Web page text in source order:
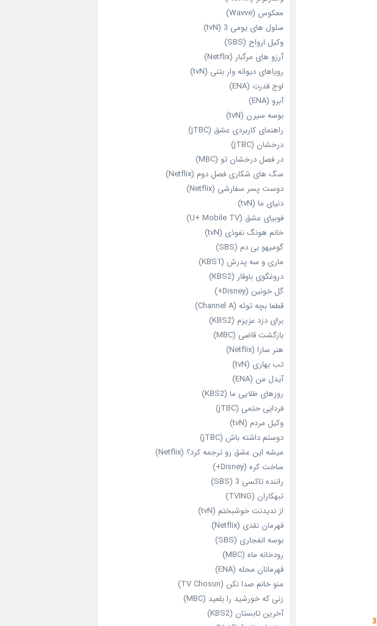
معکوس (Wavve)
سلول های یومی 3 (tvN)
وکیل ارواح (SBS)
آرزو های مرگبار (Netflix)
رویاهای دیوانه‌ وار بتنی (tvN)
اوج قدرت (ENA)
آبرو (ENA)
بوسه سیرن (tvN)
راهنمای کاربردی عشق (jTBC)
درخشان (jTBC)
در فصل درخشان تو (MBC)
سگ های شکاری فصل دوم (Netflix)
دوست‌ پسر سفارشی (Netflix)
دنیای ما (tvN)
فوبیای عشق (U+ Mobile TV)
خانم هونگ نفوذی (tvN)
گومیهو بی دم (SBS)
ماری و سه پدرش (KBS1)
دروغگوی باوقار (KBS2)
گل خونین (Disney+)
قطعا بچه توئه (Channel A)
برای دزد عزیزم (KBS2)
بازگشت قاضی (MBC)
هنر سارا (Netflix)
تب بهاری (tvN)
آیدل من (ENA)
روزهای طلایی ما (KBS2)
فردایی حتمی (jTBC)
وکیل مردم (tvN)
دوستم داشته باش (jTBC)
میشه این عشق رو ترجمه کرد؟ (Netflix)
ساخت کره (Disney+)
راننده تاکسی 3 (SBS)
تبهکاران (TVING)
از ندیدنت خوشبختم (tvN)
قهرمان نقدی (Netflix)
بوسه انفجاری (SBS)
رودخانه ماه (MBC)
قهرمانان محله (ENA)
منو خانم صدا نکن (TV Chosun)
زنی که خورشید را بلعید (MBC)
آخرین تابستان (KBS2)